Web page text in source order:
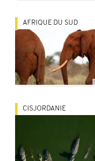
AFRIQUE DU SUD
CISJORDANIE